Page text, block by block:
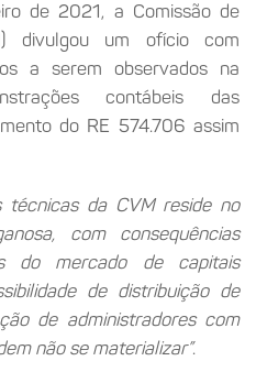
de 2021, a Comissão de
divulgou um ofício com
a serem observados na
contábeis das
do RE 574.706 assim
técnicas da CVM reside no
com consequências
do mercado de capitais
de distribuição de
de administradores com
não se materializar”.